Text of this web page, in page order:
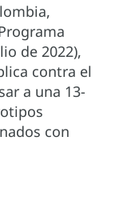
de 2022),
contra el
a una 13-
con